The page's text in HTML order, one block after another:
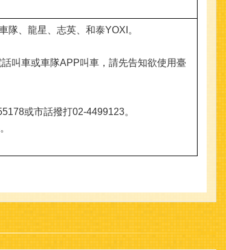
、龍星、志英、和泰YOXI。
叫車或車隊APP叫車，請先告知欲使用臺
或市話撥打02-4499123。